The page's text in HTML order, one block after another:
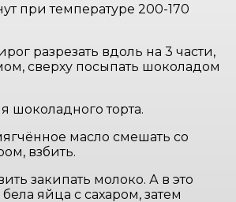
при температуре 200-170
разрезать вдоль на 3 части,
сверху посыпать шоколадом
шоколадного торта.
масло смешать со
взбить.
закипать молоко. А в это
яйца с сахаром, затем